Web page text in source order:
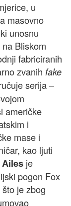
u
masovno
unosnu
Bliskom
fabriciranih
zvanih fake
serija –
američke
i
mase i
kao ljuti
Ailes je
pogon Fox
što je zbog